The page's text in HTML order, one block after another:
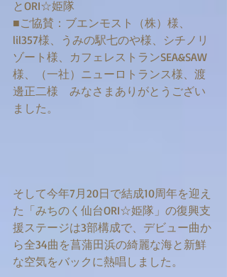
とORI☆姫隊
■ご協賛：ブエンモスト（株）様、
lil357様、うみの駅七のや様、シチノリ
ゾート様、カフェレストランSEA&SAW
様、（一社）ニューロトランス様、渡
邊正二様　みなさまありがとうござい
ました。
そして今年7月20日で結成10周年を迎え
た「みちのく仙台ORI☆姫隊」の復興支
援ステージは3部構成で、デビュー曲か
ら全34曲を菖蒲田浜の綺麗な海と新鮮
な空気をバックに熱唱しました。